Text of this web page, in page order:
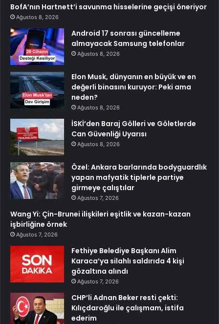
BofA’nın Hartnett’i savunma hisselerine geçişi öneriyor
Ağustos 8, 2026
Android 17 sonrası güncelleme
almayacak Samsung telefonlar
Ağustos 8, 2026
Elon Musk, dünyanın en büyük ve en
değerli binasını kuruyor: Peki ama
neden?
Ağustos 8, 2026
İSKİ’den Baraj Gölleri ve Göletlerde
Can Güvenliği Uyarısı
Ağustos 8, 2026
Özel: Ankara barlarında bodyguardlık
yapan mafyatik tiplerle partiye
girmeye çalıştılar
Ağustos 7, 2026
Wang Yi: Çin-Brunei ilişkileri eşitlik ve kazan-kazan
işbirliğine örnek
Ağustos 7, 2026
Fethiye Belediye Başkanı Alim
Karaca’ya silahlı saldırıda 4 kişi
gözaltına alındı
Ağustos 7, 2026
CHP’li Adnan Beker resti çekti:
Kılıçdaroğlu ile çalışmam, istifa
ederim